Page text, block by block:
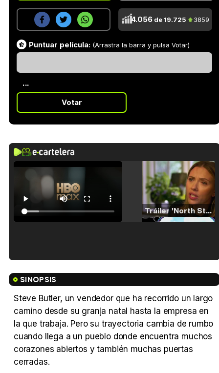
4.056 de 19.725 3859
Puntuar película: (Arrastra la barra y pulsa Votar)
...
Votar
Tráiler 'North Star' (2023)
Tráiler 'Vida perra' (2026)
SINOPSIS
Steve Butler, un vendedor que ha recorrido un largo
camino desde su granja natal hasta la empresa en
la que trabaja. Pero su trayectoria cambia de rumbo
cuando llega a un pueblo donde encuentra muchos
corazones abiertos y también muchas puertas
cerradas.